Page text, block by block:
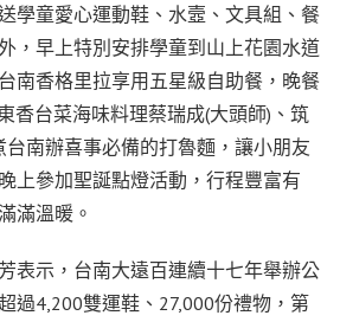
學童愛心運動鞋、水壼、文具組、餐
，早上特別安排學童到山上花園水道
南香格里拉享用五星級自助餐，晚餐
香台菜海味料理蔡瑞成(大頭師)、筑
台南辦喜事必備的打魯麵，讓小朋友
上參加聖誕點燈活動，行程豐富有
滿溫暖。
表示，台南大遠百連續十七年舉辦公
過4,200雙運鞋、27,000份禮物，第